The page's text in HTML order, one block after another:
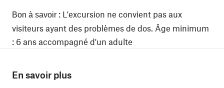
Bon à savoir : L'excursion ne convient pas aux
visiteurs ayant des problèmes de dos. Âge minimum
: 6 ans accompagné d'un adulte
En savoir plus